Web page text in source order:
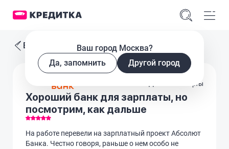
Ваш город Москва?
Да, запомнить
Другой город
Все отзывы
Хороший банк для зарплаты, но
посмотрим, как дальше
Дебетовые карты
На работе перевели на зарплатный проект Абсолют
Банка. Честно говоря, раньше о нем особо не